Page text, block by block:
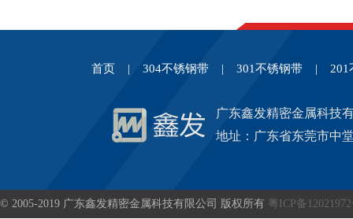
首页 | 304不锈钢带 | 301不锈钢带 | 201
广东鑫发精密金属科技
地址：广东省东莞市中
© 2005-2019 广东鑫发精密金属科技有限公司 版权所有 粤ICP备